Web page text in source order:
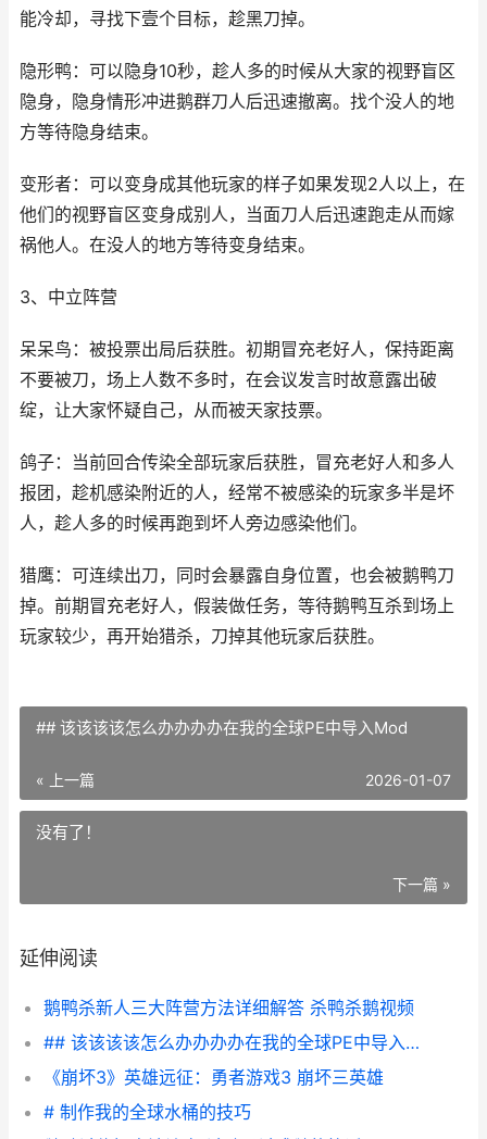
能冷却，寻找下壹个目标，趁黑刀掉。
隐形鸭：可以隐身10秒，趁人多的时候从大家的视野盲区
隐身，隐身情形冲进鹅群刀人后迅速撤离。找个没人的地
方等待隐身结束。
变形者：可以变身成其他玩家的样子如果发现2人以上，在
他们的视野盲区变身成别人，当面刀人后迅速跑走从而嫁
祸他人。在没人的地方等待变身结束。
3、中立阵营
呆呆鸟：被投票出局后获胜。初期冒充老好人，保持距离
不要被刀，场上人数不多时，在会议发言时故意露出破
绽，让大家怀疑自己，从而被天家技票。
鸽子：当前回合传染全部玩家后获胜，冒充老好人和多人
报团，趁机感染附近的人，经常不被感染的玩家多半是坏
人，趁人多的时候再跑到坏人旁边感染他们。
猎鹰：可连续出刀，同时会暴露自身位置，也会被鹅鸭刀
掉。前期冒充老好人，假装做任务，等待鹅鸭互杀到场上
玩家较少，再开始猎杀，刀掉其他玩家后获胜。
## 该该该该怎么办办办办在我的全球PE中导入Mod
« 上一篇 2026-01-07
没有了！
下一篇 »
延伸阅读
鹅鸭杀新人三大阵营方法详细解答 杀鸭杀鹅视频
## 该该该该怎么办办办办在我的全球PE中导入Mod
《崩坏3》英雄远征：勇者游戏3 崩坏三英雄
# 制作我的全球水桶的技巧